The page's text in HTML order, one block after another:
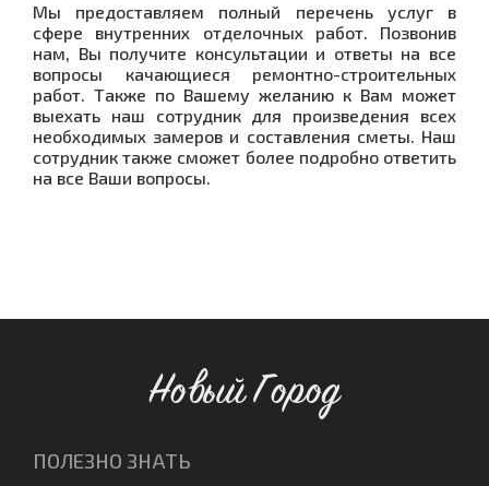
Мы предоставляем полный перечень услуг в
сфере внутренних отделочных работ. Позвонив
нам, Вы получите консультации и ответы на все
вопросы качающиеся ремонтно-строительных
работ. Также по Вашему желанию к Вам может
выехать наш сотрудник для произведения всех
необходимых замеров и составления сметы. Наш
сотрудник также сможет более подробно ответить
на все Ваши вопросы.
Новый Город
ПОЛЕЗНО ЗНАТЬ